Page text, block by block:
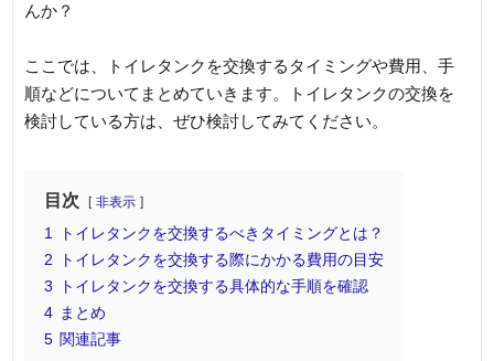
んか？
ここでは、トイレタンクを交換するタイミングや費用、手
順などについてまとめていきます。トイレタンクの交換を
検討している方は、ぜひ検討してみてください。
目次 非表示
1
トイレタンクを交換するべきタイミングとは？
2
トイレタンクを交換する際にかかる費用の目安
3
トイレタンクを交換する具体的な手順を確認
4 まとめ
5 関連記事